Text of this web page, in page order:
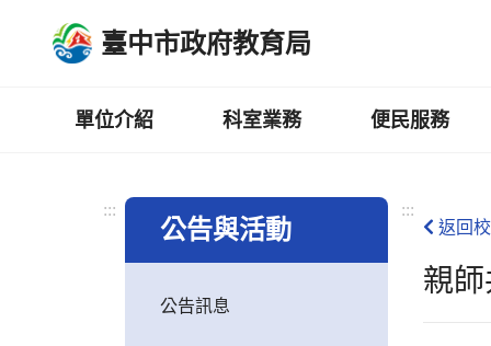
臺中市政府教育局
單位介紹 科室業務 便民服務
:::
公告與活動
公告訊息
:::
返回
親